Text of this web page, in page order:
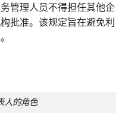
管理人员不得担任其他企
批准。该规定旨在避免利
人的角色